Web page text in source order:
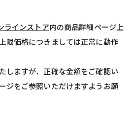
ラインストア内の商品詳細ページ上
限価格につきましては正常に動作
しますが、正確な金額をご確認い
ジをご参照いただけますようお願